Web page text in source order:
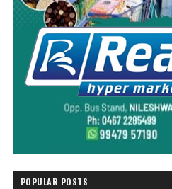
POPULAR POSTS